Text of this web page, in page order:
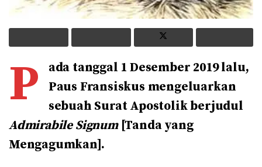
P
ada tanggal 1 Desember 2019 lalu,
Paus Fransiskus mengeluarkan
sebuah Surat Apostolik berjudul
Admirabile Signum[Tanda yang
Mengagumkan].